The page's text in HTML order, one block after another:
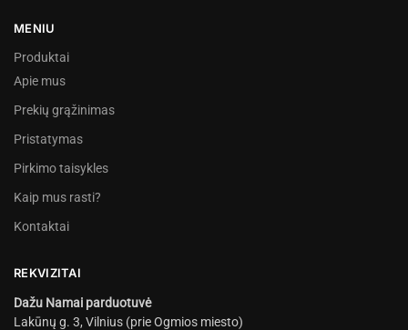
MENIU
Produktai
Apie mus
Prekių grąžinimas
Pristatymas
Pirkimo taisykles
Kaip mus rasti?
Kontaktai
REKVIZITAI
Dažu Namai parduotuvė
Lakūnų g. 3, Vilnius (prie Ogmios miesto)